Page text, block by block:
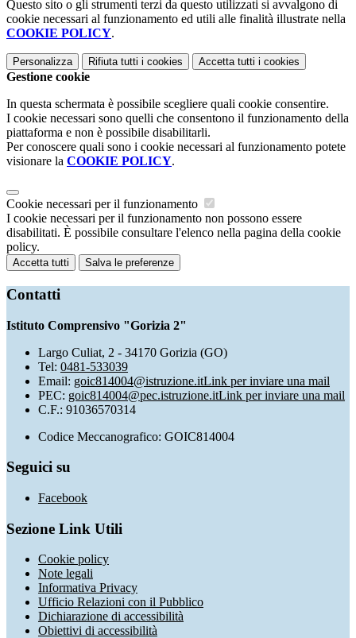
Questo sito o gli strumenti terzi da questo utilizzati si avvalgono di
cookie necessari al funzionamento ed utili alle finalità illustrate nella
COOKIE POLICY.
Personalizza Rifiuta tutti i cookies Accetta tutti i cookies
Gestione cookie
In questa schermata è possibile scegliere quali cookie consentire.
I cookie necessari sono quelli che consentono il funzionamento della
piattaforma e non è possibile disabilitarli.
Per conoscere quali sono i cookie necessari al funzionamento potete
visionare la COOKIE POLICY.
Cookie necessari per il funzionamento
I cookie necessari per il funzionamento non possono essere
disabilitati. È possibile consultare l'elenco nella pagina della cookie
policy.
Accetta tutti Salva le preferenze
Contatti
Istituto Comprensivo "Gorizia 2"
Largo Culiat, 2 - 34170 Gorizia (GO)
Tel: 0481-533039
Email: goic814004@istruzione.itLink per inviare una mail
PEC: goic814004@pec.istruzione.itLink per inviare una mail
C.F.: 91036570314
Codice Meccanografico: GOIC814004
Seguici su
Facebook
Sezione Link Utili
Cookie policy
Note legali
Informativa Privacy
Ufficio Relazioni con il Pubblico
Dichiarazione di accessibilità
Obiettivi di accessibilità